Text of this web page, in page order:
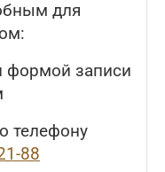
для
формой записи
телефону
88